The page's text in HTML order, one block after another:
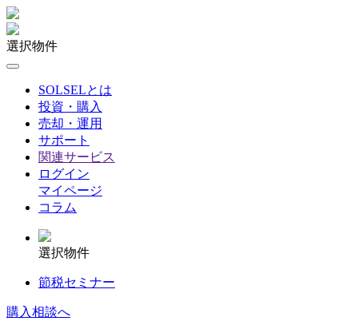
選択物件
SOLSELとは
投資・購入
売却・運用
サポート
関連サービス
ログイン
マイページ
コラム
選択物件
節税セミナー
購入相談へ